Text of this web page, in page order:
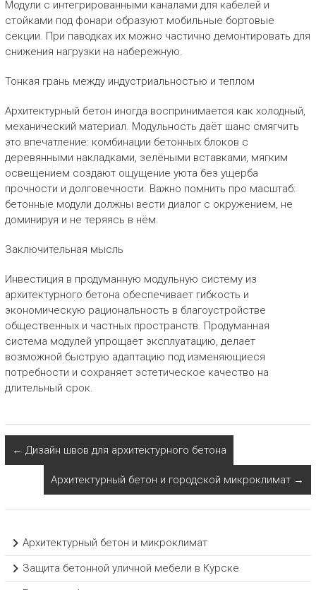
Модули с интегрированными каналами для кабелей и
стойками под фонари образуют мобильные бортовые
секции. При паводках их можно частично демонтировать для
снижения нагрузки на набережную.
Тонкая грань между индустриальностью и теплом
Архитектурный бетон иногда воспринимается как холодный,
механический материал. Модульность даёт шанс смягчить
это впечатление: комбинации бетонных блоков с
деревянными накладками, зелёными вставками, мягким
освещением создают ощущение уюта без ущерба
прочности и долговечности. Важно помнить про масштаб:
бетонные модули должны вести диалог с окружением, не
доминируя и не теряясь в нём.
Заключительная мысль
Инвестиция в продуманную модульную систему из
архитектурного бетона обеспечивает гибкость и
экономическую рациональность в благоустройстве
общественных и частных пространств. Продуманная
система модулей упрощает эксплуатацию, делает
возможной быструю адаптацию под изменяющиеся
потребности и сохраняет эстетическое качество на
длительный срок.
← Дизайн швов для архитектурного бетона
Архитектурный бетон и городской микроклимат →
Архитектурный бетон и микроклимат
Защита бетонной уличной мебели в Курске